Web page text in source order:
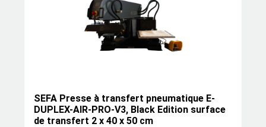
SEFA Presse à transfert pneumatique E-
DUPLEX-AIR-PRO-V3, Black Edition surface
de transfert 2 x 40 x 50 cm